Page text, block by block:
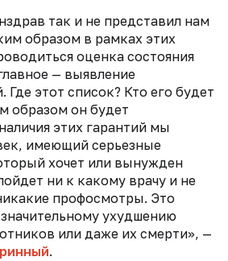
так и не представил нам
образом в рамках этих
оценка состояния
— выявление
Где этот список? Кто его будет
образом он будет
этих гарантий мы
имеющий серьезные
хочет или вынужден
ни к какому врачу и не
профосмотры. Это
ухудшению
или даже их смерти», —
.